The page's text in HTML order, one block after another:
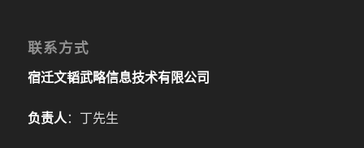
联系方式
宿迁文韬武略信息技术有限公司
负责人：丁先生